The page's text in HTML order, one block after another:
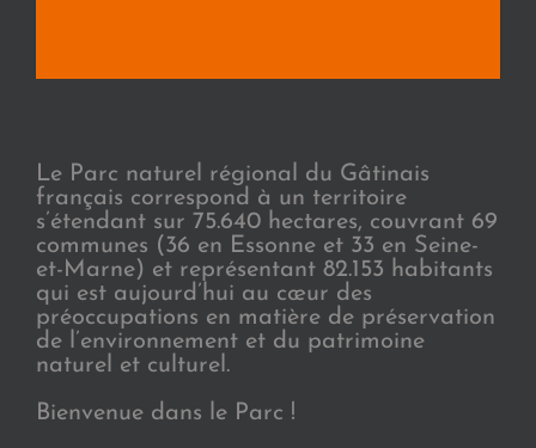
Le Parc naturel régional du Gâtinais
français correspond à un territoire
s’étendant sur 75.640 hectares, couvrant 69
communes (36 en Essonne et 33 en Seine-
et-Marne) et représentant 82.153 habitants
qui est aujourd’hui au cœur des
préoccupations en matière de préservation
de l’environnement et du patrimoine
naturel et culturel.
Bienvenue dans le Parc !